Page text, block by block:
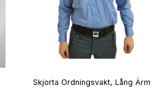
Skjorta Ordningsvakt, Lång Ärm